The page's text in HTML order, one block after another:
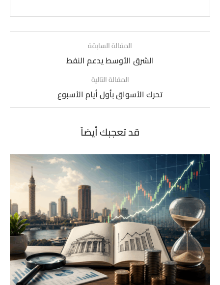
المقالة السابقة
الشرق الأوسط يدعم النفط
المقالة التالية
تحرك الأسواق بأول أيام الأسبوع
قد تعجبك أيضاً